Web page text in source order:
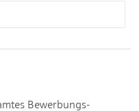
Bewerbungs-